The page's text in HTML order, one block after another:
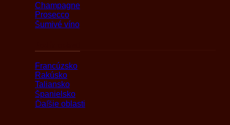
Champagne
Prosecco
Šumivé víno
Francúzsko
Rakúsko
Taliansko
Španielsko
Ďaľšie oblasti